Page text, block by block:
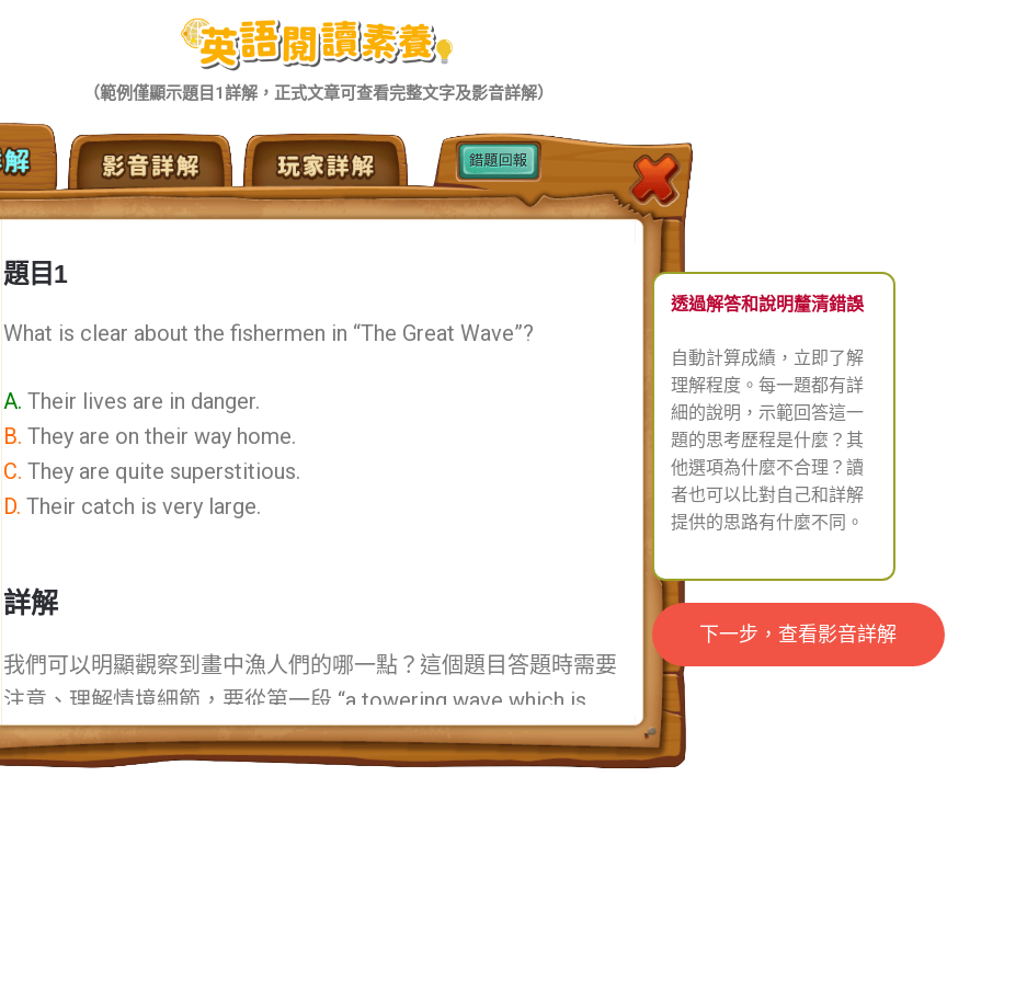
（範例僅顯示題目1詳解，正式文章可查看完整文字及影音詳解）
題目1
What is clear about the fishermen in “The Great Wave”?
A. Their lives are in danger.
B. They are on their way home.
C. They are quite superstitious.
D. Their catch is very large.
詳解
我們可以明顯觀察到畫中漁人們的哪一點？這個題目 答題時需要
注意 、理解情境細節，要從第一段 “a towering wave which is
about to overwhelm three fishing boats and their cowering
crews. ” (一滔天巨浪就要向三隻漁船及船上瑟縮的漁人劈空壓
透過解答和說明釐清錯誤
自動計算成績，立即了解
理解程度。每一題都有詳
細的說明，示範回答這一
題的思考歷程是什麼？其
他選項為什麼不合理？讀
者也可以比對自己和詳解
提供的思路有什麼不同。
下一步，查看影音詳解